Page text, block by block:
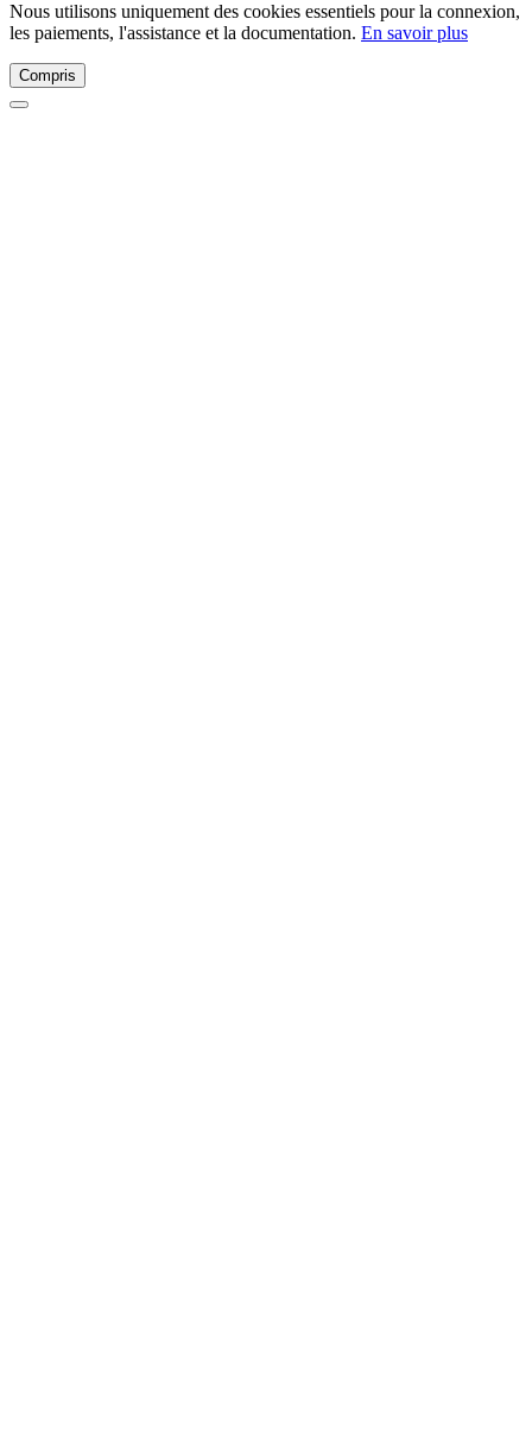
Nous utilisons uniquement des cookies essentiels pour la connexion,
les paiements, l'assistance et la documentation. En savoir plus
Compris